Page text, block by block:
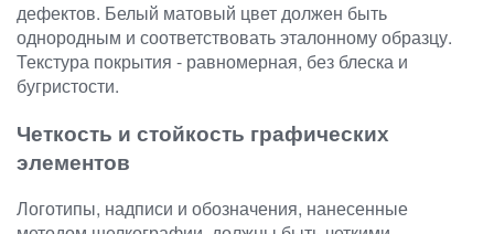
дефектов. Белый матовый цвет должен быть
однородным и соответствовать эталонному образцу.
Текстура покрытия - равномерная, без блеска и
бугристости.
Четкость и стойкость графических
элементов
Логотипы, надписи и обозначения, нанесенные